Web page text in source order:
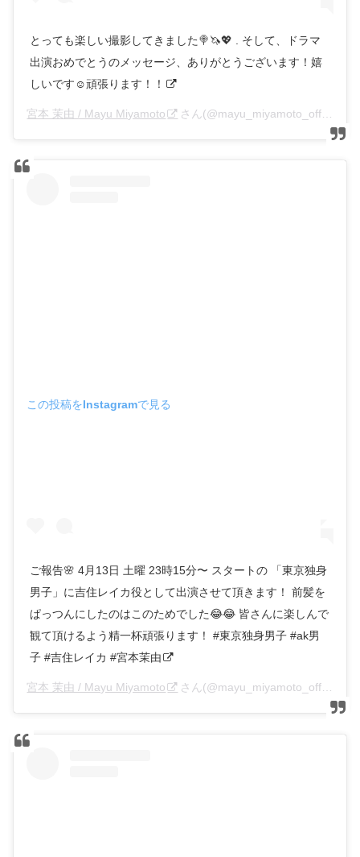
とっても楽しい撮影してきました🍭🦄💖 . そして、ドラマ
出演おめでとうのメッセージ、ありがとうございます！嬉
しいです☺️頑張ります！！
宮本 茉由 / Mayu Miyamoto さん(@mayu_miyamoto_official)がシェアした投稿 –
この投稿をInstagramで見る
ご報告🌸 4月13日 土曜 23時15分〜 スタートの 「東京独身
男子」に吉住レイカ役として出演させて頂きます！ 前髪を
ぱっつんにしたのはこのためでした😂😂 皆さんに楽しんで
観て頂けるよう精一杯頑張ります！ #東京独身男子 #ak男
子 #吉住レイカ #宮本茉由
宮本 茉由 / Mayu Miyamoto さん(@mayu_miyamoto_official)がシェアした投稿 –